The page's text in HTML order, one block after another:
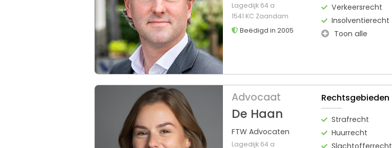
Lagedijk 64 a
1541 KC Zaandam
Beëdigd in 2005
Verkeersrecht
Insolventierecht
Toon alle
Advocaat
De Haan
FTW Advocaten
Lagedijk 64 a
Rechtsgebieden
Strafrecht
Huurrecht
Slachtofferrecht